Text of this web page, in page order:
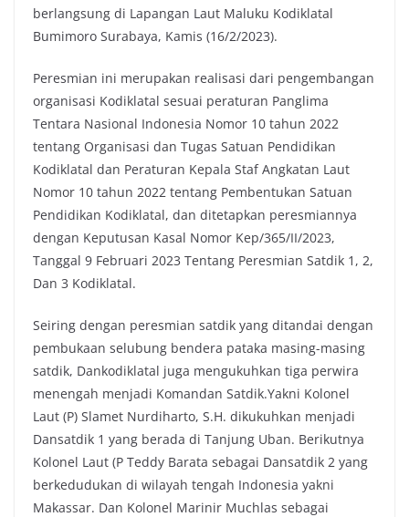
berlangsung di Lapangan Laut Maluku Kodiklatal
Bumimoro Surabaya, Kamis (16/2/2023).
Peresmian ini merupakan realisasi dari pengembangan
organisasi Kodiklatal sesuai peraturan Panglima
Tentara Nasional Indonesia Nomor 10 tahun 2022
tentang Organisasi dan Tugas Satuan Pendidikan
Kodiklatal dan Peraturan Kepala Staf Angkatan Laut
Nomor 10 tahun 2022 tentang Pembentukan Satuan
Pendidikan Kodiklatal, dan ditetapkan peresmiannya
dengan Keputusan Kasal Nomor Kep/365/II/2023,
Tanggal 9 Februari 2023 Tentang Peresmian Satdik 1, 2,
Dan 3 Kodiklatal.
Seiring dengan peresmian satdik yang ditandai dengan
pembukaan selubung bendera pataka masing-masing
satdik, Dankodiklatal juga mengukuhkan tiga perwira
menengah menjadi Komandan Satdik.Yakni Kolonel
Laut (P) Slamet Nurdiharto, S.H. dikukuhkan menjadi
Dansatdik 1 yang berada di Tanjung Uban. Berikutnya
Kolonel Laut (P Teddy Barata sebagai Dansatdik 2 yang
berkedudukan di wilayah tengah Indonesia yakni
Makassar. Dan Kolonel Marinir Muchlas sebagai